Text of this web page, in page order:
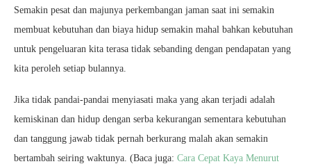
Semakin pesat dan majunya perkembangan jaman saat ini semakin
membuat kebutuhan dan biaya hidup semakin mahal bahkan kebutuhan
untuk pengeluaran kita terasa tidak sebanding dengan pendapatan yang
kita peroleh setiap bulannya.
Jika tidak pandai-pandai menyiasati maka yang akan terjadi adalah
kemiskinan dan hidup dengan serba kekurangan sementara kebutuhan
dan tanggung jawab tidak pernah berkurang malah akan semakin
bertambah seiring waktunya. (Baca juga: Cara Cepat Kaya Menurut